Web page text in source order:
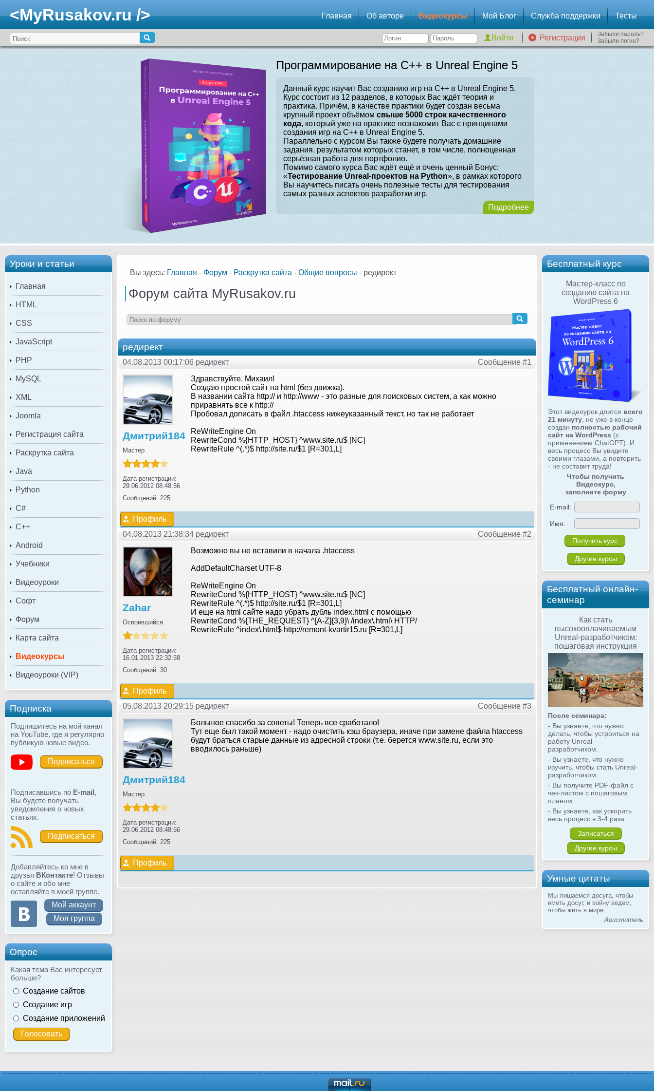
<MyRusakov.ru /> Главная Об авторе Видеокурсы Мой Блог Служба поддержки Тесты
Регистрация
Забыли пароль?
Забыли логин?
Программирование на C++ в Unreal Engine 5
Данный курс научит Вас созданию игр на C++ в Unreal Engine 5.
Курс состоит из 12 разделов, в которых Вас ждёт теория и
практика. Причём, в качестве практики будет создан весьма
крупный проект объёмом свыше 5000 строк качественного
кода, который уже на практике познакомит Вас с принципами
создания игр на C++ в Unreal Engine 5.
Параллельно с курсом Вы также будете получать домашние
задания, результатом которых станет, в том числе, полноценная
серьёзная работа для портфолио.
Помимо самого курса Вас ждёт ещё и очень ценный Бонус:
«Тестирование Unreal-проектов на Python», в рамках которого
Вы научитесь писать очень полезные тесты для тестирования
самых разных аспектов разработки игр.
Подробнее
Уроки и статьи
Главная
HTML
CSS
JavaScript
PHP
MySQL
XML
Joomla
Регистрация сайта
Раскрутка сайта
Java
Python
C#
C++
Android
Учебники
Видеоуроки
Софт
Форум
Карта сайта
Видеокурсы
Видеоуроки (VIP)
Подписка
Подпишитесь на мой канал
на YouTube, где я регулярно
публикую новые видео.
Подписаться
Подписавшись по E-mail,
Вы будете получать
уведомления о новых
статьях.
Подписаться
Добавляйтесь ко мне в
друзья ВКонтакте! Отзывы
о сайте и обо мне
оставляйте в моей группе.
Мой аккаунт
Моя группа
Опрос
Какая тема Вас интересует
больше?
Создание сайтов
Создание игр
Создание приложений
Бесплатный курс
Мастер-класс по
созданию сайта на
WordPress 6
Этот видеоурок длится всего
21 минуту, но уже в конце
создан полностью рабочий
сайт на WordPress (с
применением ChatGPT). И
весь процесс Вы увидите
своими глазами, а повторить
- не составит труда!
Чтобы получить
Видеокурс,
заполните форму
E-mail:
Имя:
Другие курсы
Бесплатный онлайн-
семинар
Как стать
высокооплачиваемым
Unreal-разработчиком:
пошаговая инструкция
После семинара:
- Вы узнаете, что нужно
делать, чтобы устроиться на
работу Unreal-
разработчиком.
- Вы узнаете, что нужно
изучить, чтобы стать Unreal-
разработчиком.
- Вы получите PDF-файл с
чек-листом с пошаговым
планом.
- Вы узнаете, как ускорить
весь процесс в 3-4 раза.
Записаться
Другие курсы
Умные цитаты
Мы лишаемся досуга, чтобы
иметь досуг, и войну ведем,
чтобы жить в мире.
Аристотель
Вы здесь: Главная - Форум - Раскрутка сайта - Общие вопросы - редирект
Форум сайта MyRusakov.ru
редирект
04.08.2013 00:17:06 редирект Сообщение #1
Дмитрий184
Мастер
Дата регистрации:
29.06.2012 08:48:56
Сообщений: 225
Здравствуйте, Михаил!
Создаю простой сайт на html (без движка).
В названии сайта http:// и http://www - это разные для поисковых систем, а как можно
приравнять все к http://
Пробовал дописать в файл .htaccess нижеуказанный текст, но так не работает
ReWriteEngine On
RewriteCond %{HTTP_HOST} ^www.site.ru$ [NC]
RewriteRule ^(.*)$ http://site.ru/$1 [R=301,L]
Профиль
04.08.2013 21:38:34 редирект
Сообщение #2
Zahar
Освоившийся
Дата регистрации:
16.01.2013 22:32:58
Сообщений: 30
Возможно вы не вставили в начала .htaccess
AddDefaultCharset UTF-8
ReWriteEngine On
RewriteCond %{HTTP_HOST} ^www.site.ru$ [NC]
RewriteRule ^(.*)$ http://site.ru/$1 [R=301,L]
И еще на html сайте надо убрать дубль index.html с помощью
RewriteCond %{THE_REQUEST} ^[A-Z]{3,9}\ /index\.html\ HTTP/
RewriteRule ^index\.html$ http://remont-kvartir15.ru [R=301,L]
Профиль
05.08.2013 20:29:15 редирект
Сообщение #3
Дмитрий184
Мастер
Дата регистрации:
29.06.2012 08:48:56
Сообщений: 225
Большое спасибо за советы! Теперь все сработало!
Тут еще был такой момент - надо очистить кэш браузера, иначе при замене файла htaccess
будут браться старые данные из адресной строки (т.е. берется www.site.ru, если это
вводилось раньше)
Профиль